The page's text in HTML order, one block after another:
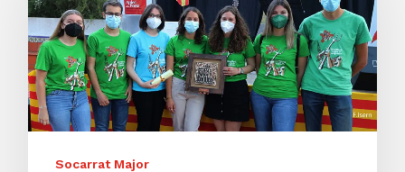
Socarrat Major